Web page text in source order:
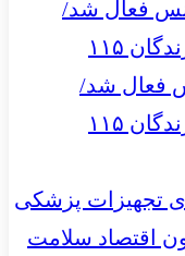
فعال شد/
۱۱۵